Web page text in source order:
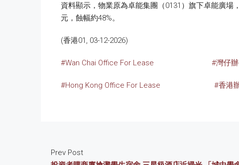
資料顯示，物業原為卓能集團（0131）旗下卓能廣
元，蝕幅約48%。
(香港01, 03-12-2026)
#Wan Chai Office For Lease #灣仔
#Hong Kong Office For Lease #香港
Prev Post